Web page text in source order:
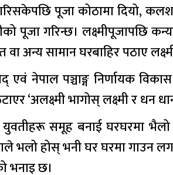
पूजा कोठामा दियो,
पूजा गरिन्छ। लक्ष्मीपूजापछि
अन्य सामान घरबाहिर पठाए
एवं नेपाल पञ्चाङ्ग निर्णायक
‘अलक्ष्मी भागोस् लक्ष्मी र धन
समूह बनाई घरघरमा भैलो
भलो होस् भनी घर घरमा गाउन
भनाइ छ।